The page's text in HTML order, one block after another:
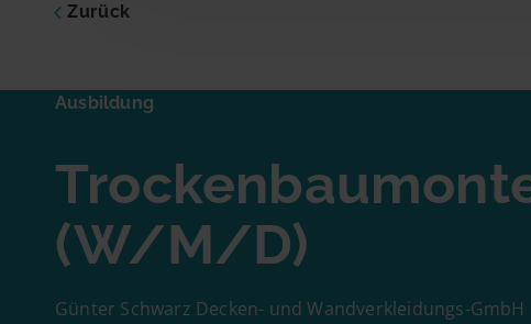
Zurück
Ausbildung
(W/M/D)
Günter Schwarz Decken- und Wandverkleidungs-GmbH
Dich
zum